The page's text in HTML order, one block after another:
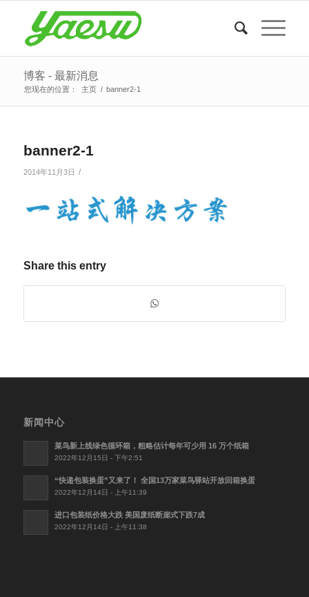
博客 - 最新消息
您现在的位置： 主页 / banner2-1
banner2-1
2014年11月3日 /
Share this entry
新闻中心
菜鸟新上线绿色循环箱，粗略估计每年可少用 16 万个纸箱
2022年12月15日 - 下午2:51
“快递包装换蛋”又来了！ 全国13万家菜鸟驿站开放回箱换蛋
2022年12月14日 - 上午11:39
进口包装纸价格大跌 美国废纸断崖式下跌7成
2022年12月14日 - 上午11:38